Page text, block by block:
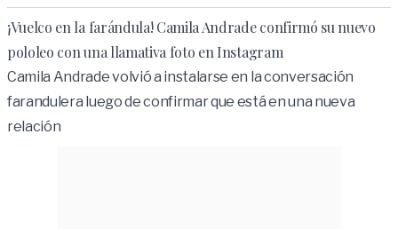
¡Vuelco en la farándula! Camila Andrade confirmó su nuevo
pololeo con una llamativa foto en Instagram
Camila Andrade volvió a instalarse en la conversación
farandulera luego de confirmar que está en una nueva
relación